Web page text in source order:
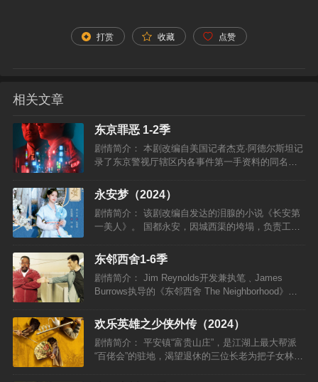
打赏 收藏 点赞
相关文章
东京罪恶 1-2季
剧情简介： 本剧改编自美国记者杰克·阿德尔斯坦记
录了东京警视厅辖区内各事件第一手资料的同名纪
（安塞尔·艾尔高特 饰）每天都会进入东京霓虹灯下
的阴暗世界，…
永安梦（2024）
剧情简介： 该剧改编自发达的泪腺的小说《长安第
一美人》。 国都永安，因城西渠的垮塌，负责工事
无完卵，沈家的两个女儿沈姌（夏楠 饰）、沈甄
（欧阳娜娜 饰）…
东邻西舍1-6季
剧情简介： Jim Reynolds开发兼执笔﹑James
Burrows执导的《东邻西舍 The Neighborhood》讲
Johnson（Max Gree…
欢乐英雄之少侠外传（2024）
剧情简介： 平安镇“富贵山庄”，是江湖上最大帮派
“百佬会”的驻地，渴望退休的三位长老为把子女林太